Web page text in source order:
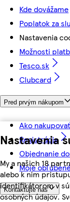
Nastavenia
My a našich 18
alebo k nim
identifikátorom v
osobných údajov.
Kde dovážame
Poplatok za
Nastavenia
Možnosti
Tesco.sk
Clubcard
Pred prvým nákupom
Ako nakupovať
Registrácia
Objednanie
Moje
Kontaktujte nás